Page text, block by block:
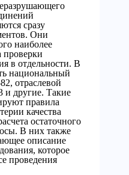
сразу
Они
наиболее
проверки
в отдельности. В
национальный
отраслевой
и другие. Такие
правила
качества
остаточного
В них также
описание
которое
проведения